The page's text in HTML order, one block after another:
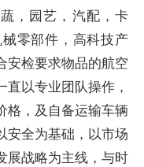
，园艺，汽配，卡
零部件，高科技产
安检要求物品的航空
以专业团队操作，
格，及自备运输车辆
安全为基础，以市场
展战略为主线，与时